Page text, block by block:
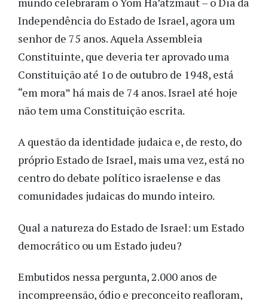
Independência do Estado de Israel, agora um
senhor de 75 anos. Aquela Assembleia
Constituinte, que deveria ter aprovado uma
Constituição até 1o de outubro de 1948, está
“em mora” há mais de 74 anos. Israel até hoje
não tem uma Constituição escrita.
A questão da identidade judaica e, de resto, do
próprio Estado de Israel, mais uma vez, está no
centro do debate político israelense e das
comunidades judaicas do mundo inteiro.
Qual a natureza do Estado de Israel: um Estado
democrático ou um Estado judeu?
Embutidos nessa pergunta, 2.000 anos de
incompreensão, ódio e preconceito reafloram,